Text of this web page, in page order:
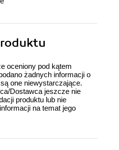
oceniony pod kątem
żadnych informacji o
one niewystarczające.
Dostawca jeszcze nie
produktu lub nie
na temat jego